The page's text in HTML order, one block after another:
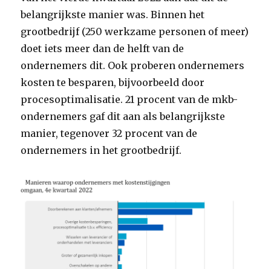
belangrijkste manier was. Binnen het
grootbedrijf (250 werkzame personen of meer)
doet iets meer dan de helft van de
ondernemers dit. Ook proberen ondernemers
kosten te besparen, bijvoorbeeld door
procesoptimalisatie. 21 procent van de mkb-
ondernemers gaf dit aan als belangrijkste
manier, tegenover 32 procent van de
ondernemers in het grootbedrijf.